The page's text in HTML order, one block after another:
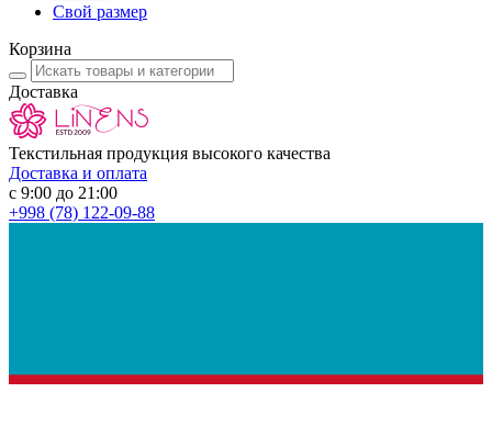
Свой размер
Корзина
Доставка
Текстильная продукция высокого качества
Доставка и оплата
с 9:00 до 21:00
+998 (78) 122-09-88